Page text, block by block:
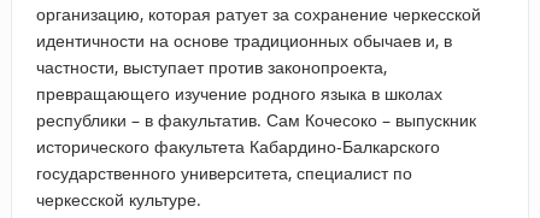
организацию, которая ратует за сохранение черкесской
идентичности на основе традиционных обычаев и, в
частности, выступает против законопроекта,
превращающего изучение родного языка в школах
республики – в факультатив. Сам Кочесоко – выпускник
исторического факультета Кабардино-Балкарского
государственного университета, специалист по
черкесской культуре.